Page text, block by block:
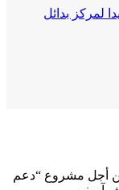
لمركز بدائل
من أجل مشروع “دعم